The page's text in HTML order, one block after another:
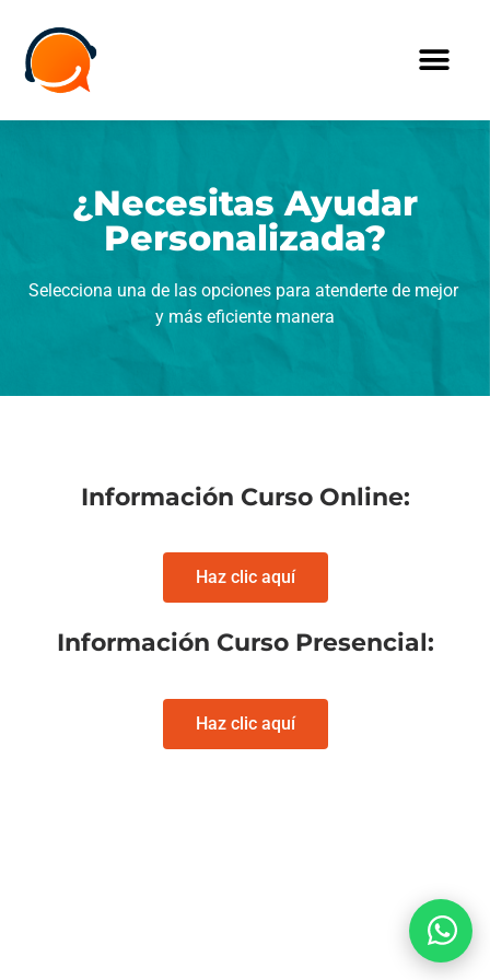
¿Necesitas Ayudar
Personalizada?
Selecciona una de las opciones para atenderte de mejor
y más eficiente manera
Información Curso Online:
Haz clic aquí
Información Curso Presencial:
Haz clic aquí